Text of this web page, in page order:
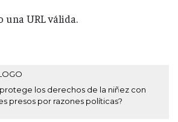
una URL válida.
los derechos de la niñez con
presos por razones políticas?